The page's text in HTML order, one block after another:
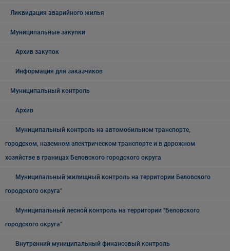
Ликвидация аварийного жилья
Муниципальные закупки
Архив закупок
Информация для заказчиков
Муниципальный контроль
Архив
Муниципальный контроль на автомобильном транспорте,
городском, наземном электрическом транспорте и в дорожном
хозяйстве в границах Беловского городского округа
Муниципальный жилищный контроль на территории Беловского
городского округа"
Муниципальный лесной контроль на территории "Беловского
городского округа"
Внутренний муниципальный финансовый контроль